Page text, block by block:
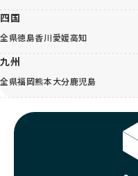
四国
全県徳島香川愛媛高知
九州
全県福岡熊本大分鹿児島